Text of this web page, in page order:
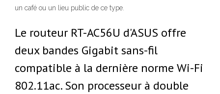
un café ou un lieu public de ce type.
Le routeur RT-AC56U d'ASUS offre
deux bandes Gigabit sans-fil
compatible à la dernière norme Wi-Fi
802.11ac. Son processeur à double